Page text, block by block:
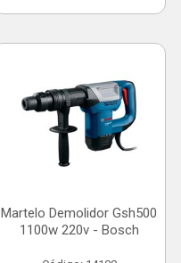
Martelo Demolidor Gsh500
1100w 220v - Bosch